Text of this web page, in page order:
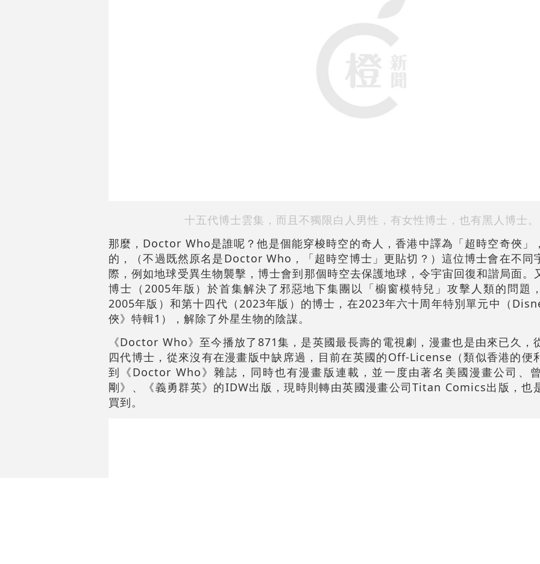
十五代博士雲集，而且不獨限白人男性，有女性博士，也有黑人博士。
那麼，Doctor Who是誰呢？他是個能穿梭時空的奇人，香港中譯為「超時空奇俠」
的，（不過既然原名是Doctor Who，「超時空博士」更貼切？）這位博士會在不同
際，例如地球受異生物襲擊，博士會到那個時空去保護地球，令宇宙回復和諧局面。
博士（2005年版）於首集解決了邪惡地下集團以「櫥窗模特兒」攻擊人類的問題
2005年版 ）和第十四代（2023年版）的博士，在2023年六十周年特別單元中（
俠》特輯1），解除了外星生物的陰謀。
《Doctor Who》至今播放了871集，是英國最長壽的電視劇，漫畫也是由來已久，
四代博士，從來沒有在漫畫版中缺席過，目前在英國的Off-License（類似香港的便
到《Doctor Who》雜誌，同時也有漫畫版連載，並一度由著名美國漫畫公司、
剛》、《義勇群英》的IDW出版，現時則轉由英國漫畫公司Titan Comics出版，也
買到。